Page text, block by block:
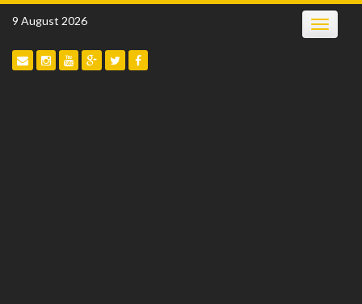
Skip
9 August 2026 Toggle